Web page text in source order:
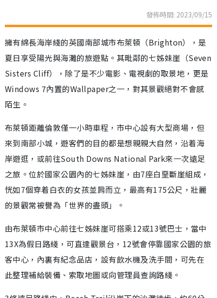
發佈時間: 2023/09/15
擁有綿長海岸綫的英國南部城市布萊頓（Brighton），是
夏日享受陽光與海灘的旅遊點。其毗鄰的七姊妹崖（Seven
Sisters Cliff），除了是不少電影、電視劇的取景地，更是
Windows 7內置的Wallpaper之一，對其景觀絕對不會感
陌生。
布萊頓距離倫敦僅一小時車程，市中心設有大型商場，但
來到南部小城，遊客們的目的都是想親親大自然，沿着海
岸遊逛，或前往South Downs National Park來一次遠足
之旅。位於國家公園內的七姊妹崖，由7座白堊斷崖組成，
恍如7個穿着白衣的女孩並肩而立，最高有175公尺，壯麗
的景觀常被譽為「世界的盡頭」。
由布萊頓市中心前往七姊妹崖可搭乘12或13號巴士，當中
13X為假日路綫，可直達觀景台，12號會停靠國家公園的旅
客中心，內裏有紀念品店，設有飲水機及洗手間，可先在
此整理補給裝備、索取地圖或向管理員查詢路綫。